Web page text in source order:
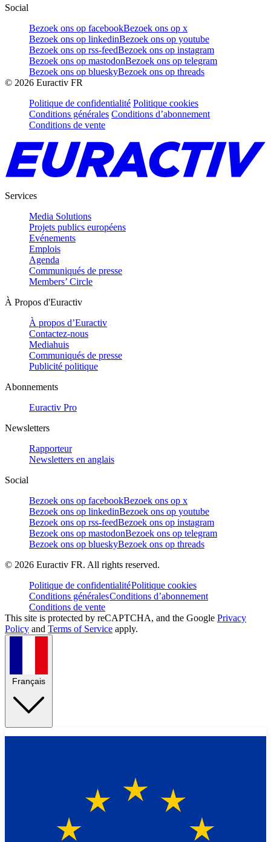
Social
Bezoek ons op facebookBezoek ons op x
Bezoek ons op linkedinBezoek ons op youtube
Bezoek ons op rss-feedBezoek ons op instagram
Bezoek ons op mastodonBezoek ons op telegram
Bezoek ons op blueskyBezoek ons op threads
© 2026 Euractiv FR
Politique de confidentialité Politique cookies
Conditions générales Conditions d’abonnement
Conditions de vente
Services
Media Solutions
Projets publics européens
Evénements
Emplois
Agenda
Communiqués de presse
Members’ Circle
À Propos d'Euractiv
À propos d’Euractiv
Contactez-nous
Mediahuis
Communiqués de presse
Publicité politique
Abonnements
Euractiv Pro
Newsletters
Rapporteur
Newsletters en anglais
Social
Bezoek ons op facebookBezoek ons op x
Bezoek ons op linkedinBezoek ons op youtube
Bezoek ons op rss-feedBezoek ons op instagram
Bezoek ons op mastodonBezoek ons op telegram
Bezoek ons op blueskyBezoek ons op threads
© 2026 Euractiv FR. All rights reserved.
Politique de confidentialitéPolitique cookies
Conditions généralesConditions d’abonnement
Conditions de vente
This site is protected by reCAPTCHA, and the Google Privacy
Policy and Terms of Service apply.
Français